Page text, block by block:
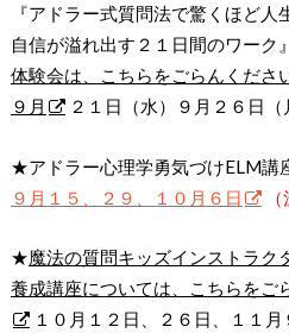
『アドラー式質問法で驚くほど人
自信が溢れ出す２１日間のワーク』
体験会は、こちらをごらんくださ
９月
２１日（水）９月２６日（
★アドラー心理学勇気づけELM講
９月１５、２９、１０月６日
★魔法の質問キッズインストラク
養成講座については、こちらをご
１０月１２日、２６日、１１月